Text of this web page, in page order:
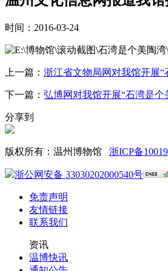
时间：2016-03-24
上一篇： 浙江省文物局网对我馆开展
下一篇： 弘博网对我馆开展“石湾是个
分享到
版权所有：温州博物馆 浙ICP备
浙公网安备 33030202000540号
免责声明
友情链接
联系我们
资讯
温博快讯